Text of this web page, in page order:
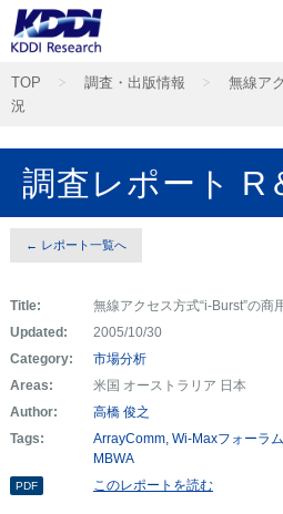
TOP 調査・出版情報
無線ア
況
調査レポート R
← レポート一覧へ
Title:
無線アクセス方式“i-Burst”の商
Updated:
2005/10/30
Category:
市場分析
Areas:
米国 オーストラリア 日本
Author:
高橋 俊之
Tags:
ArrayComm Wi-Maxフォーラム
MBWA
PDF このレポートを読む